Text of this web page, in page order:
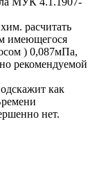
расчитать
имеющегося
) 0,087мПа,
рекомендуемой
как
нет.